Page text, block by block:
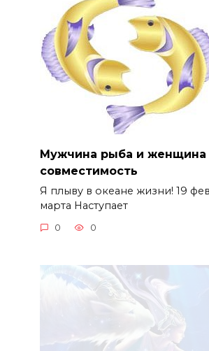
Мужчина рыба и женщина
совместимость
Я плыву в океане жизни! 19
марта Наступает
0 0